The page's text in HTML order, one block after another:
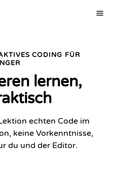
CODING FÜR
lernen,
echten Code im
keine Vorkenntnisse,
du und der Editor.